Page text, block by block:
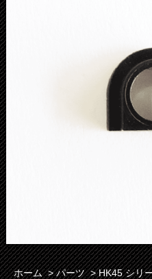
ホーム >パーツ >HK45 シリ